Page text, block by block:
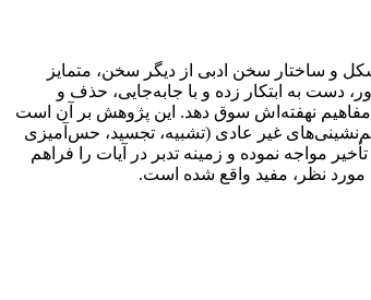
و ساختار سخن ادبی از دیگر سخن، متمایز
دست به ابتکار زده و با جابه‌جایی، حذف و
مفاهیم نهفته‌اش سوق دهد. این پژوهش بر آن است
غیر عادی (تشبیه، تجسید، حس‌آمیزی
مواجه نموده و زمینه تدبر در آیات را فراهم
نظر، مفید واقع شده است.